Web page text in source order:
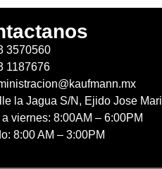
3570560
1187676
la Jagua S/N, Ejido Jose
a viernes: 8:00AM – 6:00PM
8:00 AM – 3:00PM